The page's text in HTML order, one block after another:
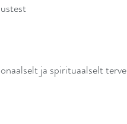
ja spirituaalselt terve